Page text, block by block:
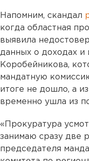
Напомним, скандал
когда областная
выявила
данных о доходах и
Коробейникова,
мандатную
итоге не дошло, а
временно ушла из
«Прокуратура
занимаю сразу две
председателя